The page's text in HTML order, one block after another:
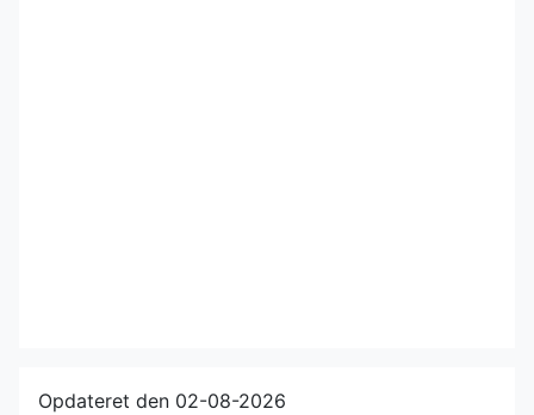
Opdateret den 02-08-2026